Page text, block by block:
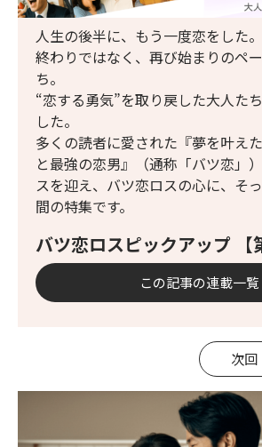
バツ恋ロスピックアップ 【
人生の後半に、もう一度恋をした。
終わりではなく、再び始まりのペ
ち。
“恋する勇気”を取り戻した大人た
した。
多くの読者に愛された『夢を叶え
と最強の恋男』（通称「バツ恋」
スを迎え、バツ恋ロスの心に、そ
間の特集です。
この記事の連載一覧
次回
へ